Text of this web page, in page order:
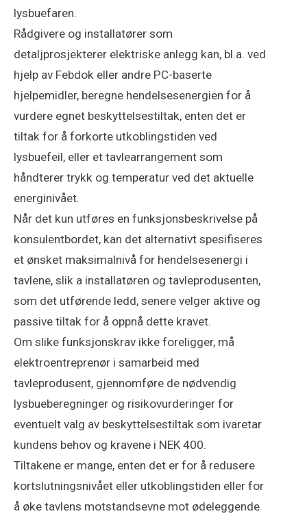
lysbuefaren.
Rådgivere og installatører som
detaljprosjekterer elektriske anlegg kan, bl.a. ved
hjelp av Febdok eller andre PC-baserte
hjelpemidler, beregne hendelsesenergien for å
vurdere egnet beskyttelsestiltak, enten det er
tiltak for å forkorte utkoblingstiden ved
lysbuefeil, eller et tavlearrangement som
håndterer trykk og temperatur ved det aktuelle
energinivået.
Når det kun utføres en funksjonsbeskrivelse på
konsulentbordet, kan det alternativt spesifiseres
et ønsket maksimalnivå for hendelsesenergi i
tavlene, slik a installatøren og tavleprodusenten,
som det utførende ledd, senere velger aktive og
passive tiltak for å oppnå dette kravet.
Om slike funksjonskrav ikke foreligger, må
elektroentreprenør i samarbeid med
tavleprodusent, gjennomføre de nødvendig
lysbueberegninger og risikovurderinger for
eventuelt valg av beskyttelsestiltak som ivaretar
kundens behov og kravene i NEK 400.
Tiltakene er mange, enten det er for å redusere
kortslutningsnivået eller utkoblingstiden eller for
å øke tavlens motstandsevne mot ødeleggende